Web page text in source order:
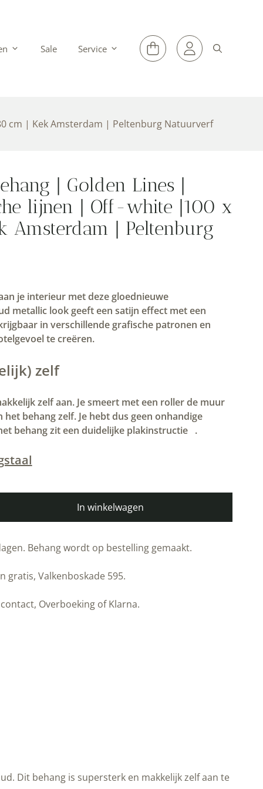
Sale Service
cm | Kek Amsterdam | Peltenburg Natuurverf
| Golden Lines |
lijnen | Off-white |100 x
Amsterdam | Peltenburg
je interieur met deze gloednieuwe
metallic look geeft een satijn effect met een
in verschillende grafische patronen en
te creëren.
zelf
zelf aan. Je smeert met een roller de muur
behang zelf. Je hebt dus geen onhandige
behang zit een duidelijke plakinstructie .
In winkelwagen
Behang wordt op bestelling gemaakt.
gratis, Valkenboskade 595.
Overboeking of Klarna.
Dit behang is supersterk en makkelijk zelf aan te